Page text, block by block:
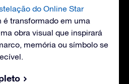
do Online Star
é transformado em uma
obra visual que inspirará
memória ou símbolo se